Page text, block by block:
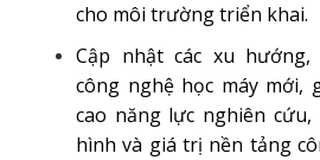
cho môi trường triển khai.
Cập nhật các xu
công nghệ học máy mới,
cao năng lực nghiên
hình và giá trị nền tảng